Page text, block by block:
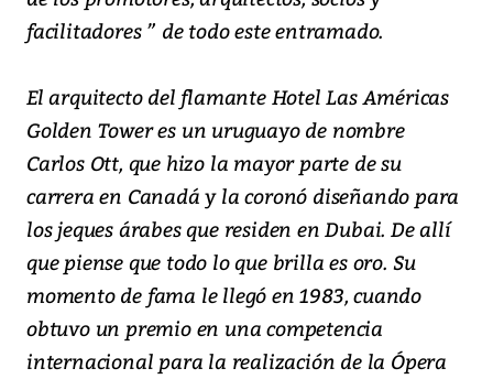
facilitadores ” de todo este entramado.
El arquitecto del flamante Hotel Las Américas
Golden Tower es un uruguayo de nombre
Carlos Ott, que hizo la mayor parte de su
carrera en Canadá y la coronó diseñando para
los jeques árabes que residen en Dubai. De allí
que piense que todo lo que brilla es oro. Su
momento de fama le llegó en 1983, cuando
obtuvo un premio en una competencia
internacional para la realización de la Ópera